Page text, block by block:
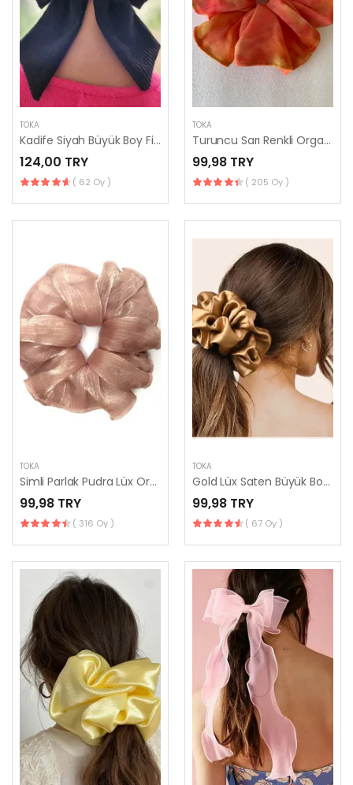
TOKA
Kadife Siyah Büyük Boy Fiyonk Bağlama Toka, At Kuyruğu Tokası, Topuz Tokası
124,00 TRY
( 62 Oy )
TOKA
Turuncu Sarı Renkli Organize Simit Toka - Yaz Saç Aksesuarları
99,98 TRY
( 205 Oy )
TOKA
Simli Parlak Pudra Lüx Orta Boy Scrunchie, Simit Toka
99,98 TRY
( 316 Oy )
TOKA
Gold Lüx Saten Büyük Boy Scrunchie, Simit Toka
99,98 TRY
( 67 Oy )